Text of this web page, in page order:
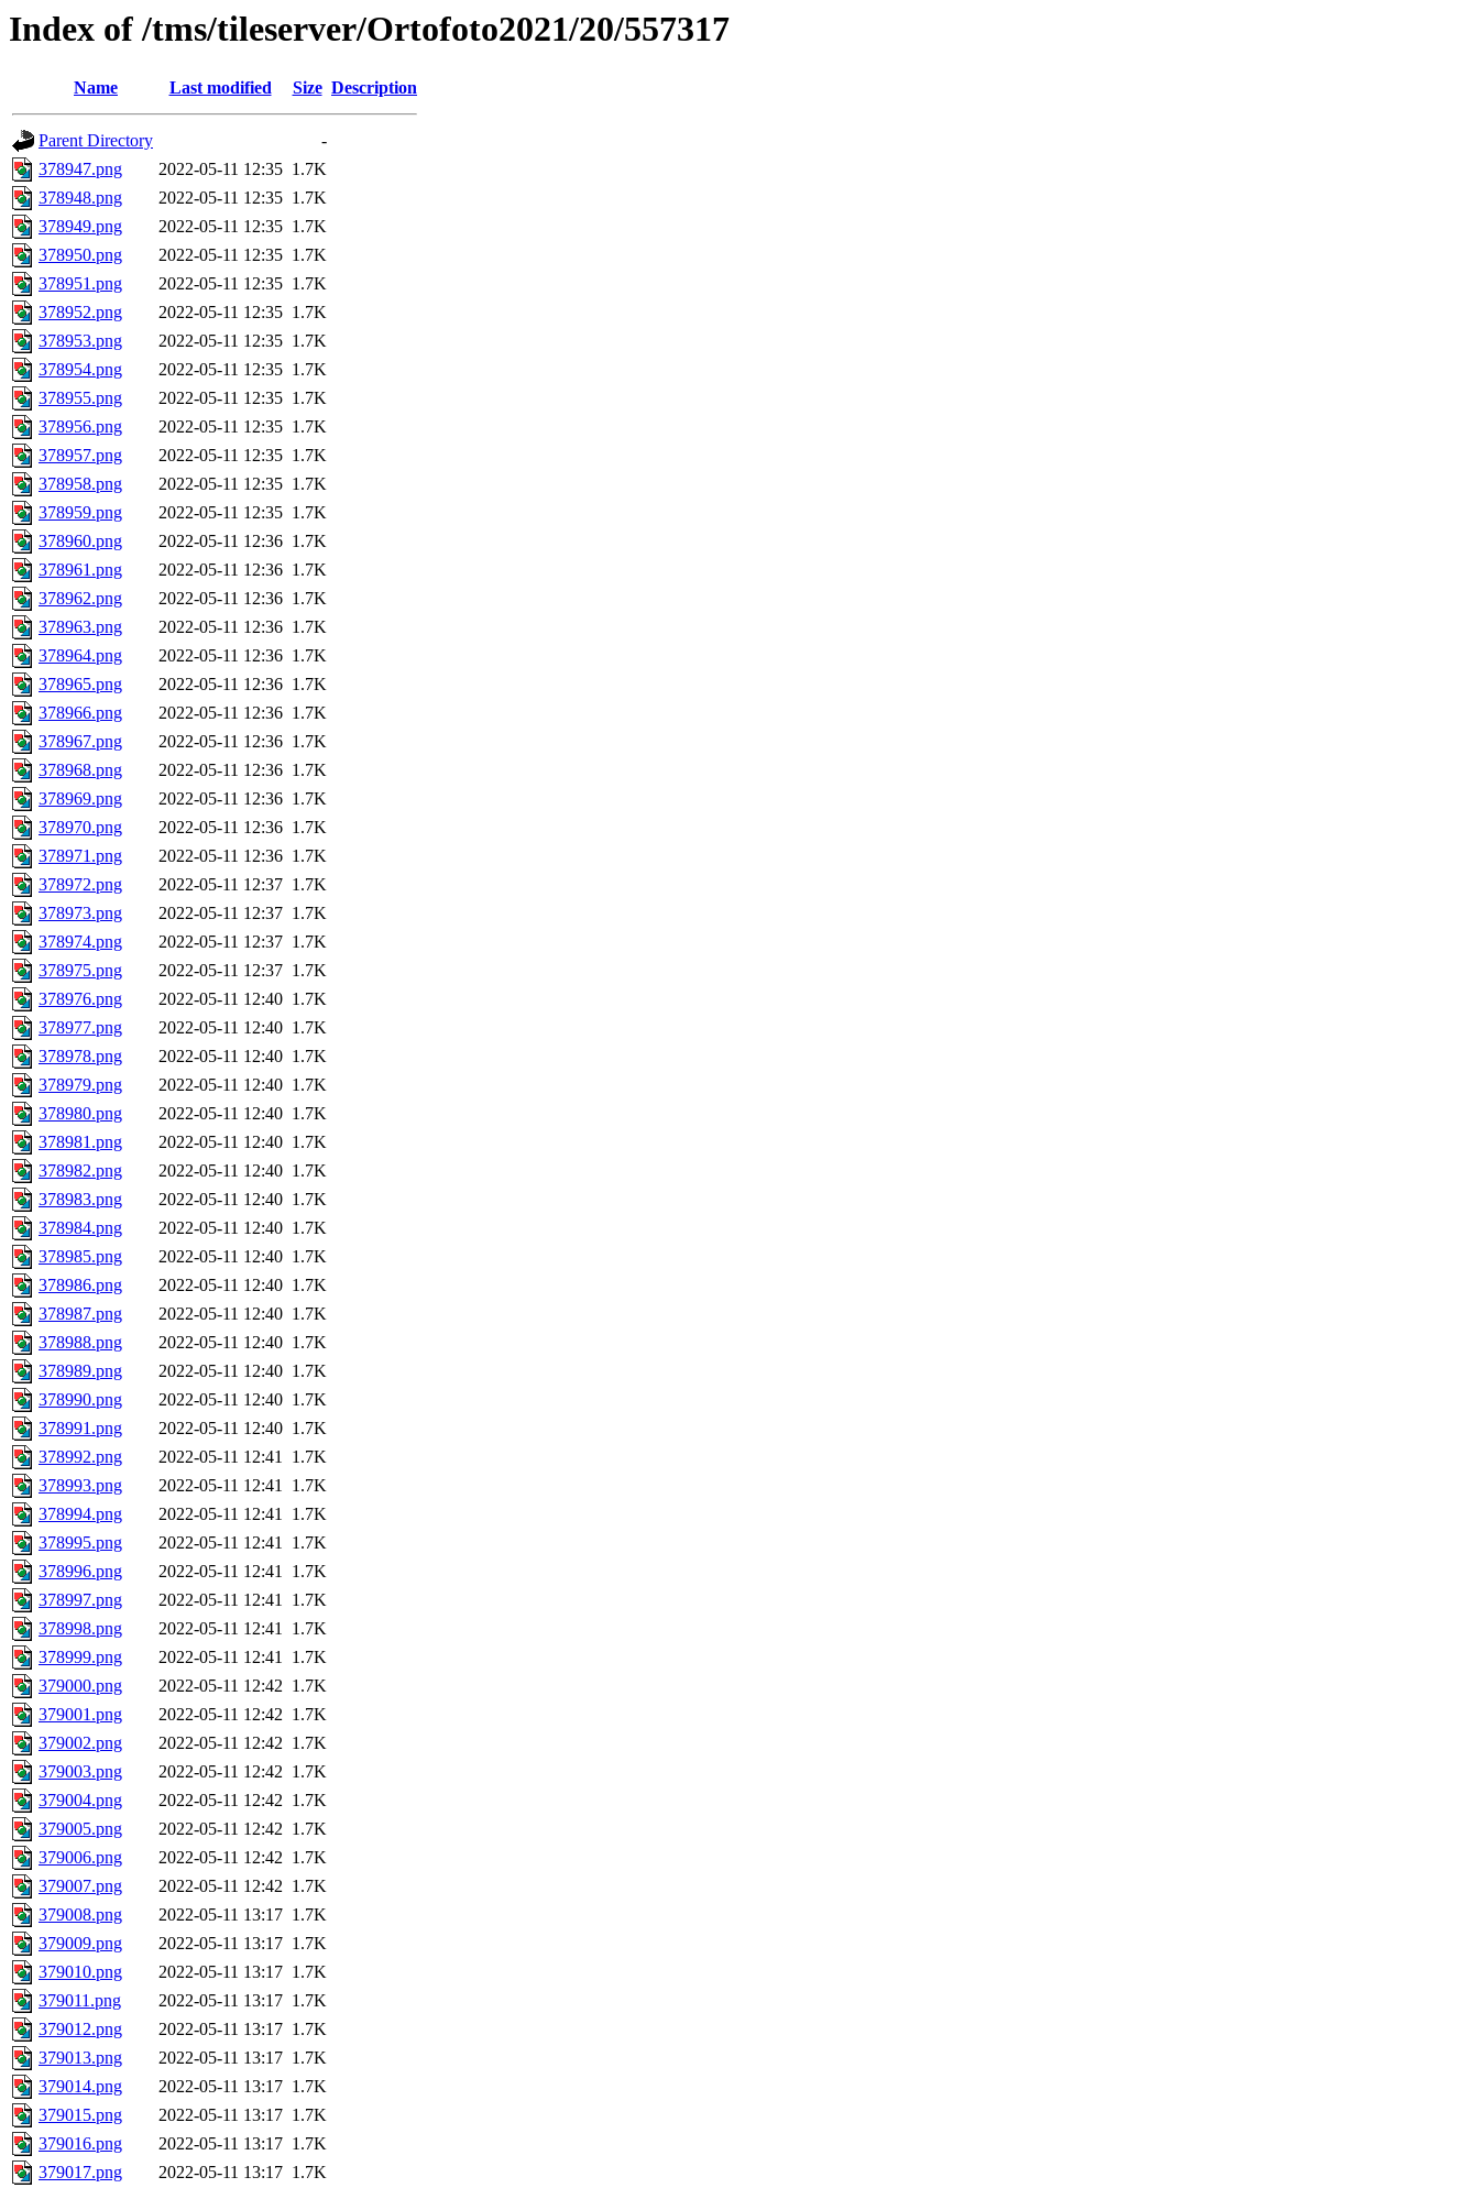
Index of /tms/tileserver/Ortofoto2021/20/557317
Name Last modified Size Description
Parent Directory
-
378947.png
2022-05-11 12:35 1.7K
378948.png
2022-05-11 12:35 1.7K
378949.png
2022-05-11 12:35 1.7K
378950.png
2022-05-11 12:35 1.7K
378951.png
2022-05-11 12:35 1.7K
378952.png
2022-05-11 12:35 1.7K
378953.png
2022-05-11 12:35 1.7K
378954.png
2022-05-11 12:35 1.7K
378955.png
2022-05-11 12:35 1.7K
378956.png
2022-05-11 12:35 1.7K
378957.png
2022-05-11 12:35 1.7K
378958.png
2022-05-11 12:35 1.7K
378959.png
2022-05-11 12:35 1.7K
378960.png
2022-05-11 12:36 1.7K
378961.png
2022-05-11 12:36 1.7K
378962.png
2022-05-11 12:36 1.7K
378963.png
2022-05-11 12:36 1.7K
378964.png
2022-05-11 12:36 1.7K
378965.png
2022-05-11 12:36 1.7K
378966.png
2022-05-11 12:36 1.7K
378967.png
2022-05-11 12:36 1.7K
378968.png
2022-05-11 12:36 1.7K
378969.png
2022-05-11 12:36 1.7K
378970.png
2022-05-11 12:36 1.7K
378971.png
2022-05-11 12:36 1.7K
378972.png
2022-05-11 12:37 1.7K
378973.png
2022-05-11 12:37 1.7K
378974.png
2022-05-11 12:37 1.7K
378975.png
2022-05-11 12:37 1.7K
378976.png
2022-05-11 12:40 1.7K
378977.png
2022-05-11 12:40 1.7K
378978.png
2022-05-11 12:40 1.7K
378979.png
2022-05-11 12:40 1.7K
378980.png
2022-05-11 12:40 1.7K
378981.png
2022-05-11 12:40 1.7K
378982.png
2022-05-11 12:40 1.7K
378983.png
2022-05-11 12:40 1.7K
378984.png
2022-05-11 12:40 1.7K
378985.png
2022-05-11 12:40 1.7K
378986.png
2022-05-11 12:40 1.7K
378987.png
2022-05-11 12:40 1.7K
378988.png
2022-05-11 12:40 1.7K
378989.png
2022-05-11 12:40 1.7K
378990.png
2022-05-11 12:40 1.7K
378991.png
2022-05-11 12:40 1.7K
378992.png
2022-05-11 12:41 1.7K
378993.png
2022-05-11 12:41 1.7K
378994.png
2022-05-11 12:41 1.7K
378995.png
2022-05-11 12:41 1.7K
378996.png
2022-05-11 12:41 1.7K
378997.png
2022-05-11 12:41 1.7K
378998.png
2022-05-11 12:41 1.7K
378999.png
2022-05-11 12:41 1.7K
379000.png
2022-05-11 12:42 1.7K
379001.png
2022-05-11 12:42 1.7K
379002.png
2022-05-11 12:42 1.7K
379003.png
2022-05-11 12:42 1.7K
379004.png
2022-05-11 12:42 1.7K
379005.png
2022-05-11 12:42 1.7K
379006.png
2022-05-11 12:42 1.7K
379007.png
2022-05-11 12:42 1.7K
379008.png
2022-05-11 13:17 1.7K
379009.png
2022-05-11 13:17 1.7K
379010.png
2022-05-11 13:17 1.7K
379011.png
2022-05-11 13:17 1.7K
379012.png
2022-05-11 13:17 1.7K
379013.png
2022-05-11 13:17 1.7K
379014.png
2022-05-11 13:17 1.7K
379015.png
2022-05-11 13:17 1.7K
379016.png
2022-05-11 13:17 1.7K
379017.png
2022-05-11 13:17 1.7K